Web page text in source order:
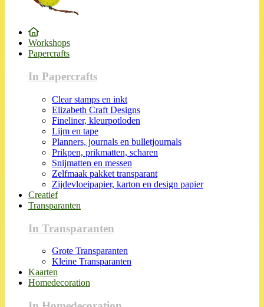
Workshops
Papercrafts
In Papercrafts
Clear stamps en inkt
Elizabeth Craft Designs
Fineliner, kleurpotloden
Lijm en tape
Planners, journals en bulletjournals
Prikpen, prikmatten, scharen
Snijmatten en messen
Zelfmaak pakket transparant
Zijdevloeipapier, karton en design papier
Creatief
Transparanten
In Transparanten
Grote Transparanten
Kleine Transparanten
Kaarten
Homedecoration